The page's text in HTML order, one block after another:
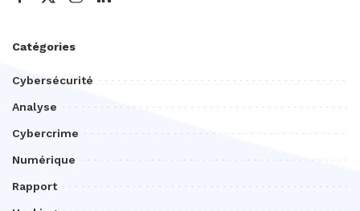
Catégories
Cybersécurité
Analyse
Cybercrime
Numérique
Rapport